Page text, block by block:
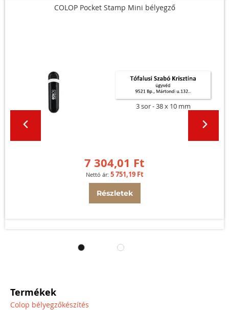
COLOP Pocket Stamp Mini bélyegző
3 sor 38 x 10 mm
7 304,01 Ft
5 751,19 Ft
Részletek
Termékek
Colop bélyegzőkészítés